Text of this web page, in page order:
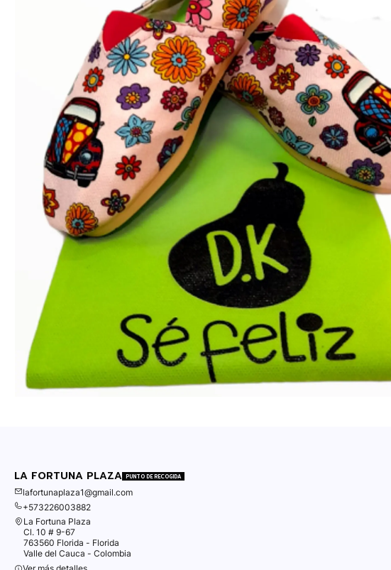
LA FORTUNA PLAZA PUNTO DE RECOGIDA
lafortunaplaza1@gmail.com
+573226003882
La Fortuna Plaza
Cl. 10 # 9-67
763560 Florida - Florida
Valle del Cauca - Colombia